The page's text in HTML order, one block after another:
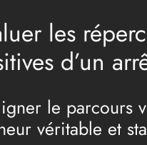
les
d’un
le parcours
véritable et